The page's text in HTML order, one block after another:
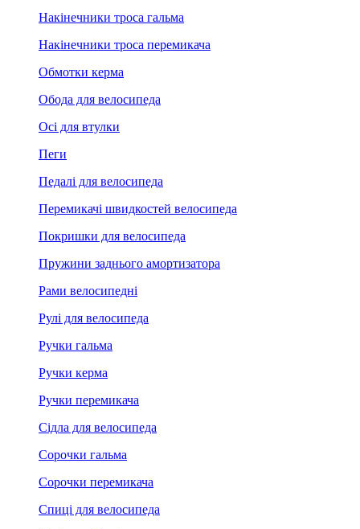
Накінечники троса гальма
Накінечники троса перемикача
Обмотки керма
Обода для велосипеда
Осі для втулки
Пеги
Педалі для велосипеда
Перемикачі швидкостей велосипеда
Покришки для велосипеда
Пружини заднього амортизатора
Рами велосипедні
Рулі для велосипеда
Ручки гальма
Ручки керма
Ручки перемикача
Сідла для велосипеда
Сорочки гальма
Сорочки перемикача
Спиці для велосипеда